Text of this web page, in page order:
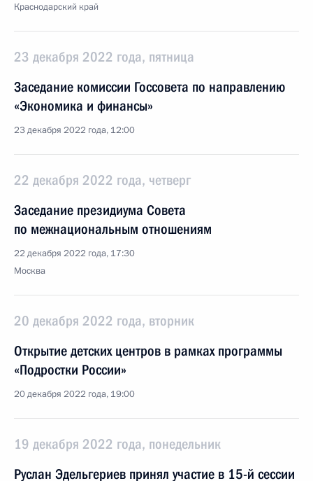
Краснодарский край
23 декабря 2022 года, пятница
Заседание комиссии Госсовета по направлению
«Экономика и финансы»
23 декабря 2022 года, 12:00
22 декабря 2022 года, четверг
Заседание президиума Совета
по межнациональным отношениям
22 декабря 2022 года, 17:30
Москва
20 декабря 2022 года, вторник
Открытие детских центров в рамках программы
«Подростки России»
20 декабря 2022 года, 19:00
19 декабря 2022 года, понедельник
Руслан Эдельгериев принял участие в 15-й сессии